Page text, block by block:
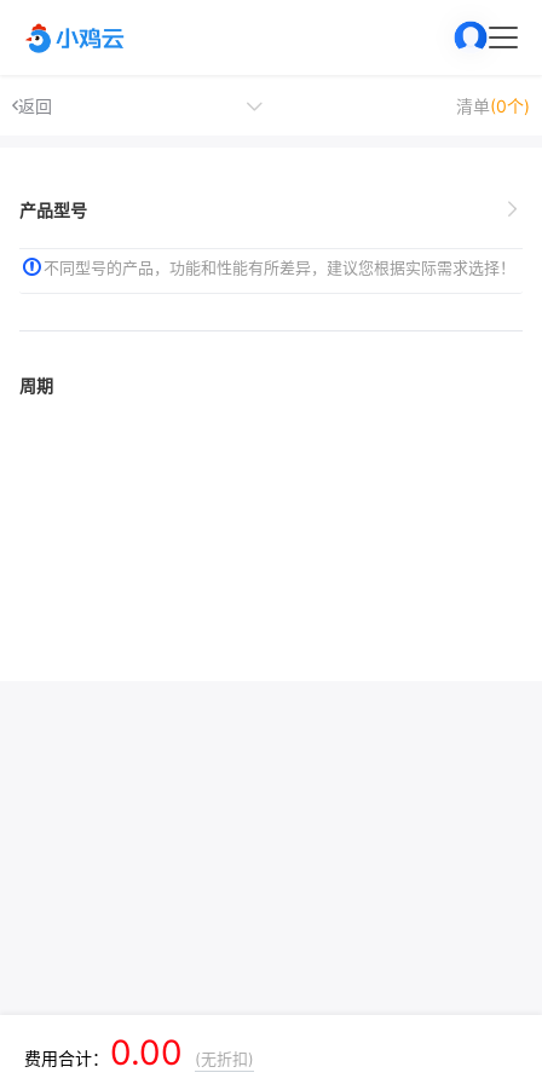
返回 清单(0个)
产品型号
不同型号的产品，功能和性能有所差异，建议您根据实际需求选择！
周期
费用合计： 0.00 (无折扣)